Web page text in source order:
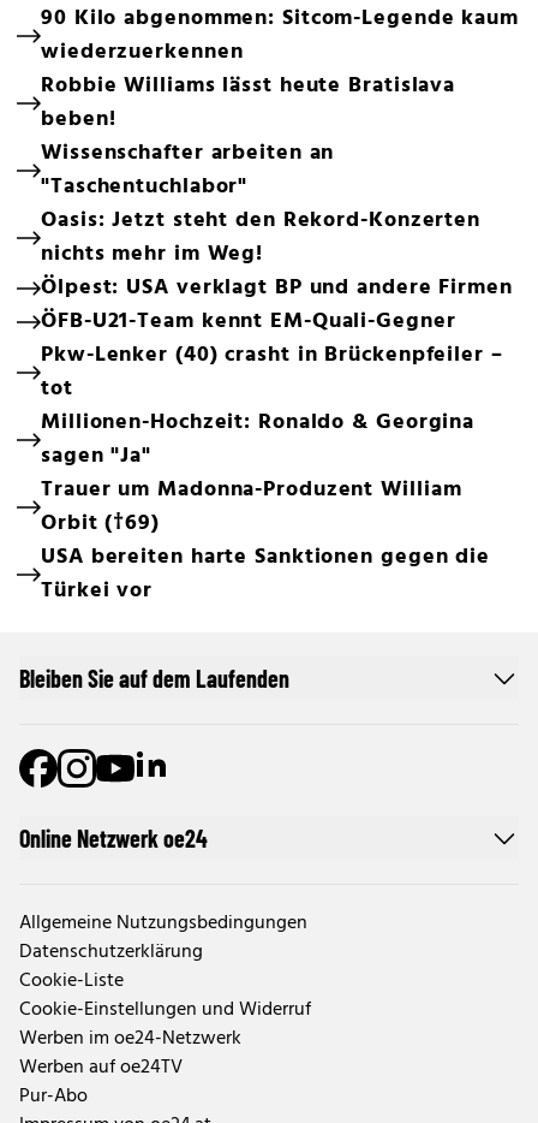
90 Kilo abgenommen: Sitcom-Legende kaum
wiederzuerkennen
Robbie Williams lässt heute Bratislava
beben!
Wissenschafter arbeiten an
"Taschentuchlabor"
Oasis: Jetzt steht den Rekord-Konzerten
nichts mehr im Weg!
Ölpest: USA verklagt BP und andere Firmen
ÖFB-U21-Team kennt EM-Quali-Gegner
Pkw-Lenker (40) crasht in Brückenpfeiler –
tot
Millionen-Hochzeit: Ronaldo & Georgina
sagen "Ja"
Trauer um Madonna-Produzent William
Orbit (†69)
USA bereiten harte Sanktionen gegen die
Türkei vor
Online Netzwerk oe24
Allgemeine Nutzungsbedingungen
Datenschutzerklärung
Cookie-Liste
Cookie-Einstellungen und Widerruf
Werben im oe24-Netzwerk
Werben auf oe24TV
Pur-Abo
Bleiben Sie auf dem Laufenden